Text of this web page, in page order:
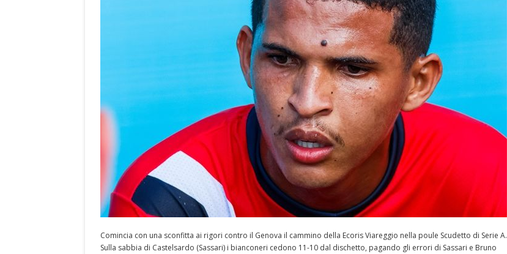
Comincia con una sconfitta ai rigori contro il Genova il cammino della Ecoris Viareggio nella poule Scudetto di Serie A.
Sulla sabbia di Castelsardo (Sassari) i bianconeri cedono 11-10 dal dischetto, pagando gli errori di Sassari e Bruno